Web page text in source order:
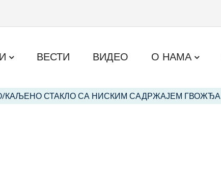
ВЕСТИ ВИДЕО О НАМА
КАЉЕНО СТАКЛО СА НИСКИМ САДРЖАЈЕМ ГВОЖЂА